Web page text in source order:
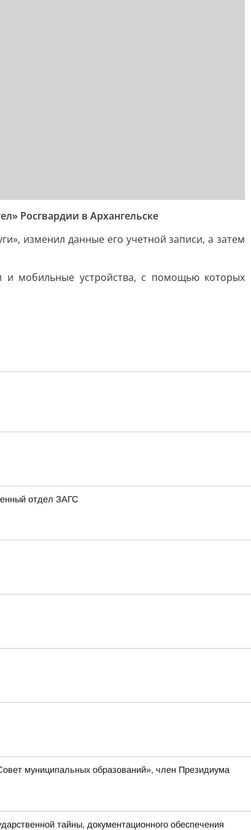
Росгвардии в Архангельске
изменил данные его учетной записи, а затем
и мобильные устройства, с помощью которых
отдел ЗАГС
муниципальных образований», член Президиума
тайны, документационного обеспечения